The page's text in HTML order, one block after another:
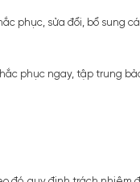
phục, sửa đổi, bổ sung
phục ngay, tập trung